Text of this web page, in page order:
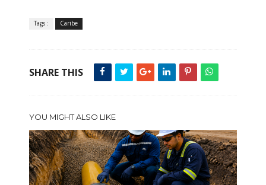
Tags : Caribe
SHARE THIS
YOU MIGHT ALSO LIKE